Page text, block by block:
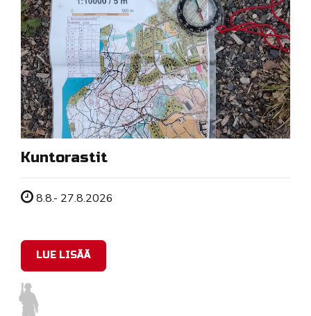
Kuntorastit
Tapahtuman ajankohta
8.8.- 27.8.2026
LUE LISÄÄ